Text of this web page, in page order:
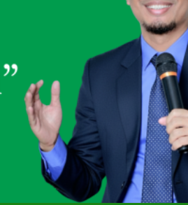
Solihin Membesarkan Lima Anak
Training “Creative Teacher” Bersama
TV: Rahasia Konsistensi 13 Tahun